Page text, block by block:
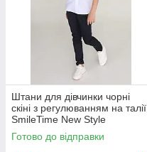
Штани для дівчинки чорні
скіні з регулюванням на талії,
SmileTime New Style
Готово до відправки